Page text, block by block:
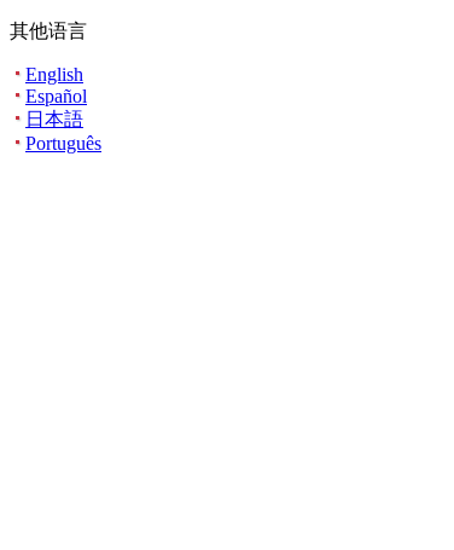
其他语言
English
Español
日本語
Português